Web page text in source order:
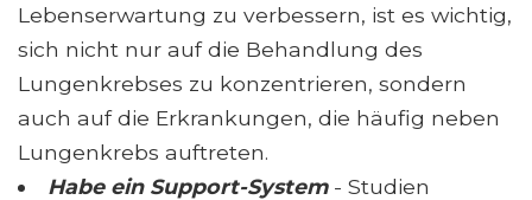
Lebenserwartung zu verbessern, ist es wichtig,
sich nicht nur auf die Behandlung des
Lungenkrebses zu konzentrieren, sondern
auch auf die Erkrankungen, die häufig neben
Lungenkrebs auftreten.
Habe ein Support-System- Studien